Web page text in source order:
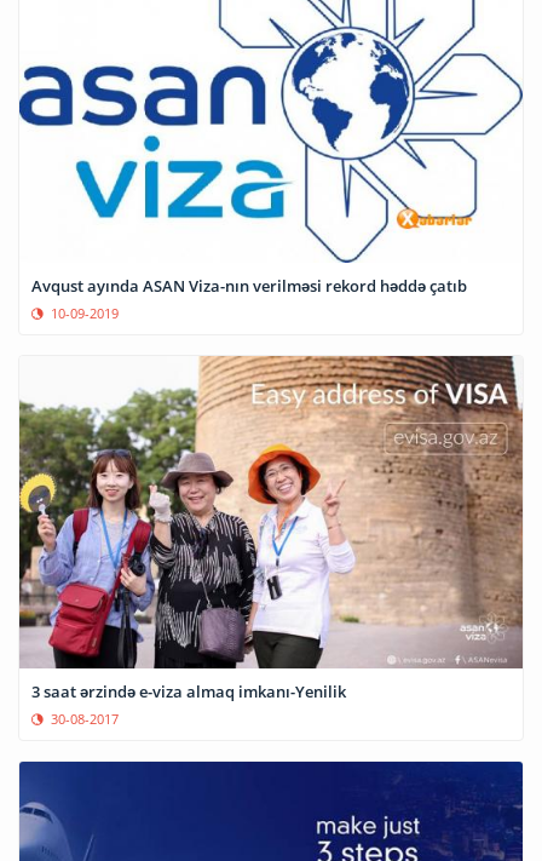
Avqust ayında ASAN Viza-nın verilməsi rekord həddə çatıb
10-09-2019
3 saat ərzində e-viza almaq imkanı-Yenilik
30-08-2017